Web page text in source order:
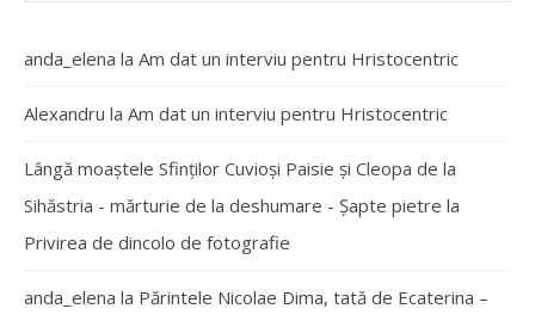
anda_elena la Am dat un interviu pentru Hristocentric
Alexandru la Am dat un interviu pentru Hristocentric
Lângă moaștele Sfinților Cuvioși Paisie și Cleopa de la
Sihăstria - mărturie de la deshumare - Şapte pietre la
Privirea de dincolo de fotografie
anda_elena la Părintele Nicolae Dima, tată de Ecaterina –